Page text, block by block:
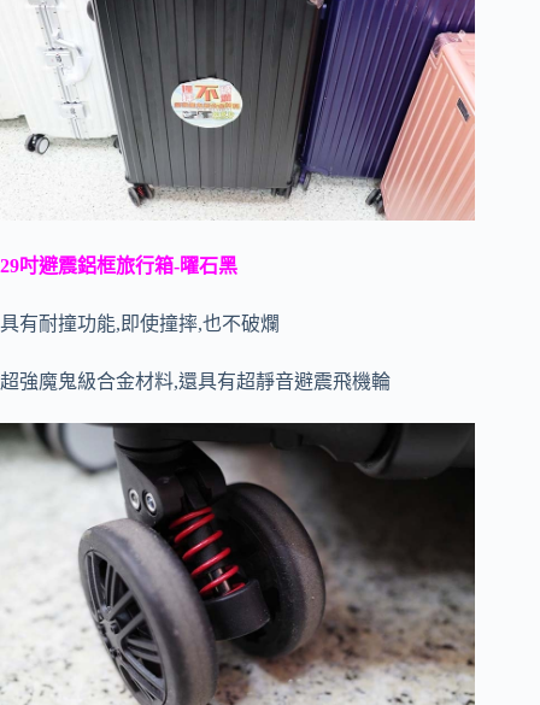
29吋避震鋁框旅行箱-曜石黑
具有耐撞功能,即使撞摔,也不破爛
超強魔鬼級合金材料,還具有超靜音避震飛機輪